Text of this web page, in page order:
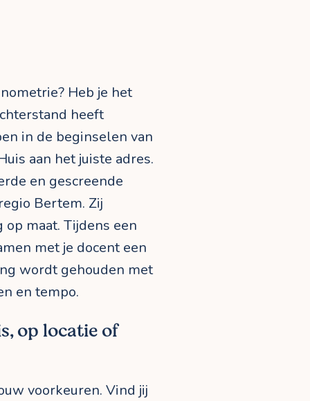
Heb je het
heeft
in de beginselen van
aan het juiste adres.
en gescreende
Bertem. Zij
maat. Tijdens een
met je docent een
wordt gehouden met
en tempo.
op locatie of
voorkeuren. Vind jij